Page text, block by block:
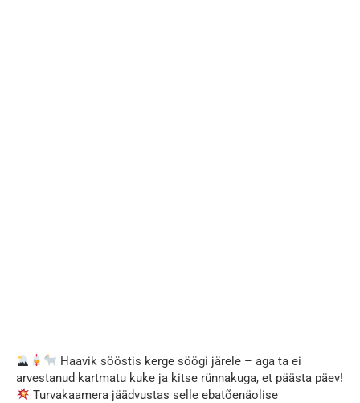
Haavik sööstis kerge söögi järele – aga ta ei
arvestanud kartmatu kuke ja kitse rünnakuga, et päästa päev!
Turvakaamera jäädvustas selle ebatõenäolise